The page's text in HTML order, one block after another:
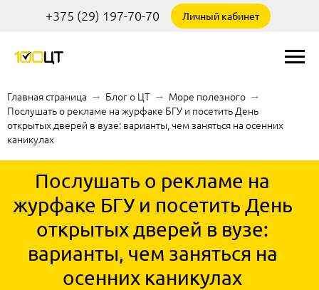
+375 (29) 197-70-70 Личный кабинет
Главная страница → Блог о ЦТ → Море полезного →
Послушать о рекламе на журфаке БГУ и посетить День
открытых дверей в вузе: варианты, чем заняться на осенних
каникулах
Послушать о рекламе на
журфаке БГУ и посетить День
открытых дверей в вузе:
варианты, чем заняться на
осенних каникулах